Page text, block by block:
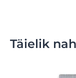
Täielik